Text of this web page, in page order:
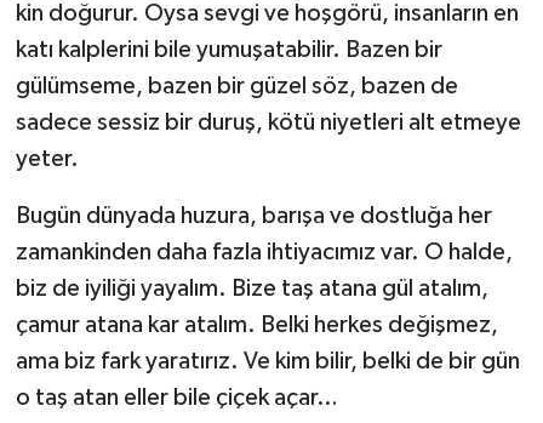
kin doğurur. Oysa sevgi ve hoşgörü, insanların en
katı kalplerini bile yumuşatabilir. Bazen bir
gülümseme, bazen bir güzel söz, bazen de
sadece sessiz bir duruş, kötü niyetleri alt etmeye
yeter.
Bugün dünyada huzura, barışa ve dostluğa her
zamankinden daha fazla ihtiyacımız var. O halde,
biz de iyiliği yayalım. Bize taş atana gül atalım,
çamur atana kar atalım. Belki herkes değişmez,
ama biz fark yaratırız. Ve kim bilir, belki de bir gün
o taş atan eller bile çiçek açar…